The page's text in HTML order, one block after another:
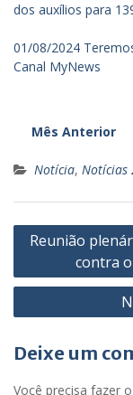
dos auxílios para
01/08/2024
Canal MyNews
Mês Anterior
Notícia, Notícias
Navegação
Post
Reunião
contra
Deixe um
Você precisa fazer o